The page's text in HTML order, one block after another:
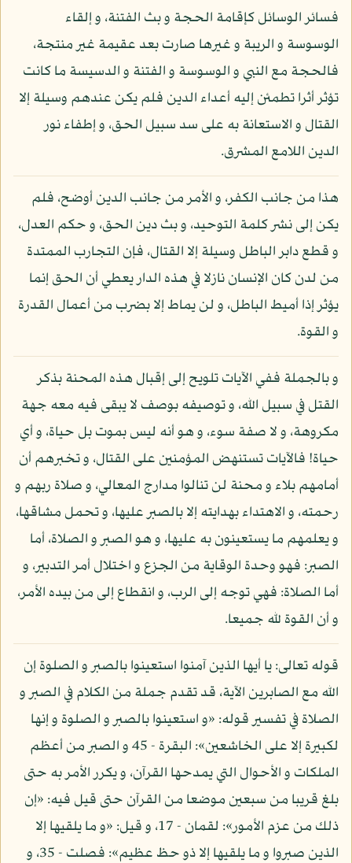
فسائر الوسائل كإقامة الحجة و بث الفتنة، و إلقاء
الوسوسة و الريبة و غيرها صارت بعد عقيمة غير منتجة،
فالحجة مع النبي و الوسوسة و الفتنة و الدسيسة ما كانت
تؤثر أثرا تطمئن إليه أعداء الدين فلم يكن عندهم وسيلة إلا
القتال و الاستعانة به على سد سبيل الحق، و إطفاء نور
الدين اللامع المشرق.
هذا من جانب الكفر، و الأمر من جانب الدين أوضح، فلم
يكن إلى نشر كلمة التوحيد، و بث دين الحق، و حكم العدل،
و قطع دابر الباطل وسيلة إلا القتال، فإن التجارب الممتدة
من لدن كان الإنسان نازلا في هذه الدار يعطي أن الحق إنما
يؤثر إذا أميط الباطل، و لن يماط إلا بضرب من أعمال القدرة
و القوة.
و بالجملة ففي الآيات تلويح إلى إقبال هذه المحنة بذكر
القتل في سبيل الله، و توصيفه بوصف لا يبقى فيه معه جهة
مكروهة، و لا صفة سوء، و هو أنه ليس بموت بل حياة، و أي
حياة! فالآيات تستنهض المؤمنين على القتال، و تخبرهم أن
أمامهم بلاء و محنة لن تنالوا مدارج المعالي، و صلاة ربهم و
رحمته، و الاهتداء بهدايته إلا بالصبر عليها، و تحمل مشاقها،
و يعلمهم ما يستعينون به عليها، و هو الصبر و الصلاة، أما
الصبر: فهو وحدة الوقاية من الجزع و اختلال أمر التدبير، و
أما الصلاة: فهي توجه إلى الرب، و انقطاع إلى من بيده الأمر،
و أن القوة لله جميعا.
قوله تعالى: يا أيها الذين آمنوا استعينوا بالصبر و الصلوة إن
الله مع الصابرين الآية، قد تقدم جملة من الكلام في الصبر و
الصلاة في تفسير قوله: «و استعينوا بالصبر و الصلوة و إنها
لكبيرة إلا على الخاشعين»: البقرة - 45 و الصبر من أعظم
الملكات و الأحوال التي يمدحها القرآن، و يكرر الأمر به حتى
بلغ قريبا من سبعين موضعا من القرآن حتى قيل فيه: «إن
ذلك من عزم الأمور»: لقمان - 17، و قيل: «و ما يلقيها إلا
الذين صبروا و ما يلقيها إلا ذو حظ عظيم»: فصلت - 35، و